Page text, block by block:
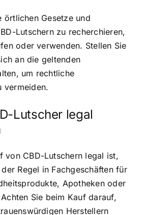
örtlichen Gesetze und
Lutschern zu recherchieren,
oder verwenden. Stellen Sie
an die geltenden
um rechtliche
vermeiden.
Lutscher legal
von CBD-Lutschern legal ist,
Regel in Fachgeschäften für
Apotheken oder
Sie beim Kauf darauf,
Herstellern